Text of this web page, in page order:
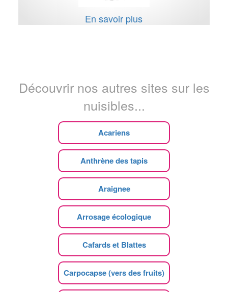
En savoir plus
Découvrir nos autres sites sur les
nuisibles...
Acariens
Anthrène des tapis
Araignee
Arrosage écologique
Cafards et Blattes
Carpocapse (vers des fruits)